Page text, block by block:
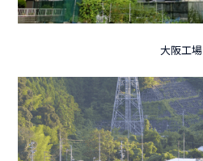
大阪工場